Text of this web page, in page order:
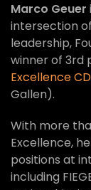
Marco Geuer
intersection
leadership,
winner of 3rd
Excellence
Gallen).
With more
Excellence,
positions at
including